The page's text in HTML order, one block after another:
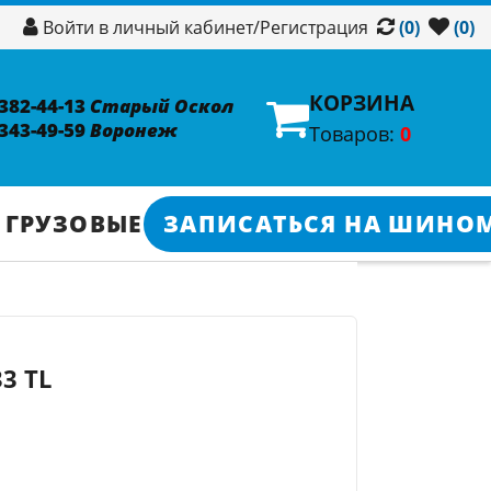
Войти в личный кабинет/Регистрация (0) (0)
44-13 Старый Оскол
49-59Воронеж
КОРЗИНА
Товаров: 0
ЗАПИСАТЬСЯ НА
TL